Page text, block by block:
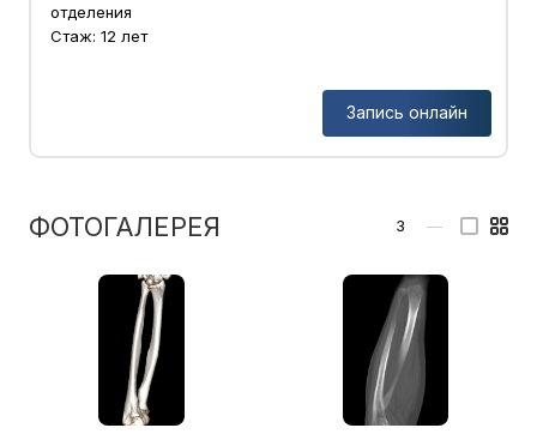
отделения
Стаж: 12 лет
Запись онлайн
ФОТОГАЛЕРЕЯ 3 —